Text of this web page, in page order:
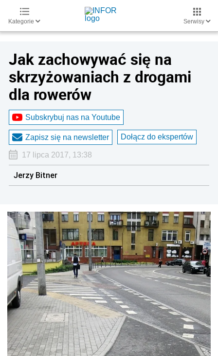
Kategorie Serwisy
Jak zachowywać się na
skrzyżowaniach z drogami
dla rowerów
Subskrybuj nas na Youtube
Zapisz się na newsletter Dołącz do ekspertów
17 lipca 2017, 13:38
Jerzy Bitner